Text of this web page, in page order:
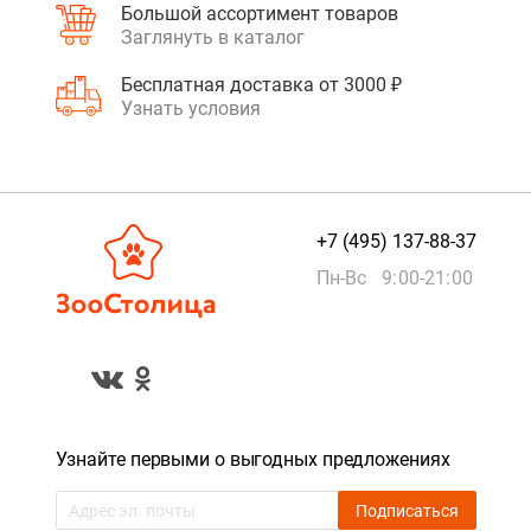
Большой ассортимент товаров
Заглянуть в каталог
Бесплатная доставка от 3000 ₽
Узнать условия
+7 (495) 137-88-37
Пн-Вс 9:00-21:00
Узнайте первыми о выгодных предложениях
Подписаться